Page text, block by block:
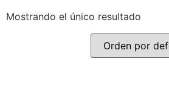
Mostrando el único resultado